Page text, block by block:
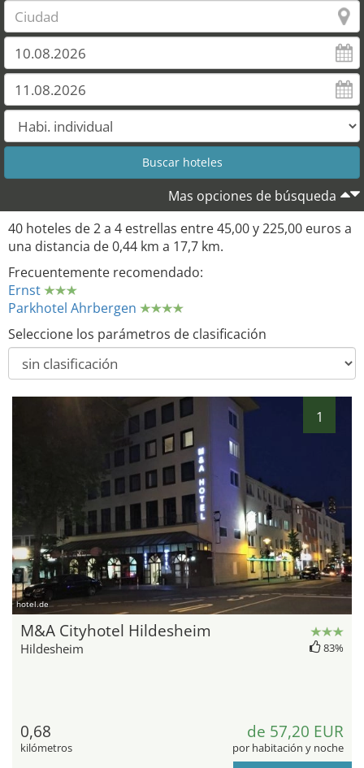
Mas opciones de búsqueda
40 hoteles de 2 a 4 estrellas entre 45,00 y 225,00 euros a
una distancia de 0,44 km a 17,7 km.
Frecuentemente recomendado:
Ernst
Parkhotel Ahrbergen
Seleccione los parámetros de clasificación
1
hotel.de
M&A Cityhotel Hildesheim
Hildesheim 83%
0,68
kilómetros
de 57,20 EUR
por habitación y noche